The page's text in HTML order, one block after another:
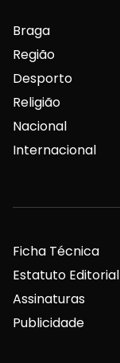
Braga
Região
Desporto
Religião
Nacional
Internacional
Ficha Técnica
Estatuto Editorial
Assinaturas
Publicidade